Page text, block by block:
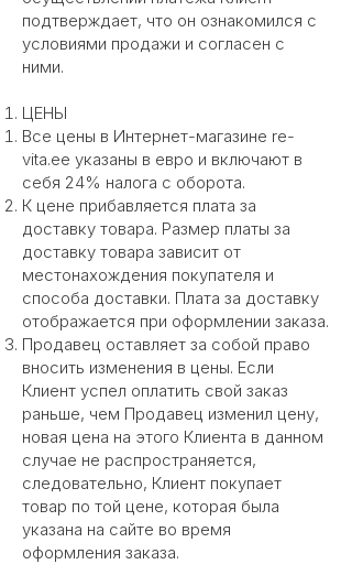
подтверждает, что он ознакомился с
условиями продажи и согласен с
ними.
ЦЕНЫ
Все цены в Интернет-магазине re-
vita.ee указаны в евро и включают в
себя 24% налога с оборота.
К цене прибавляется плата за
доставку товара. Размер платы за
доставку товара зависит от
местонахождения покупателя и
способа доставки. Плата за доставку
отображается при оформлении заказа.
Продавец оставляет за собой право
вносить изменения в цены. Если
Клиент успел оплатить свой заказ
раньше, чем Продавец изменил цену,
новая цена на этого Клиента в данном
случае не распространяется,
следовательно, Клиент покупает
товар по той цене, которая была
указана на сайте во время
оформления заказа.